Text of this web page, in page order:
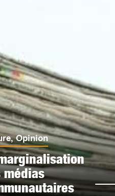
,Opinion
médias